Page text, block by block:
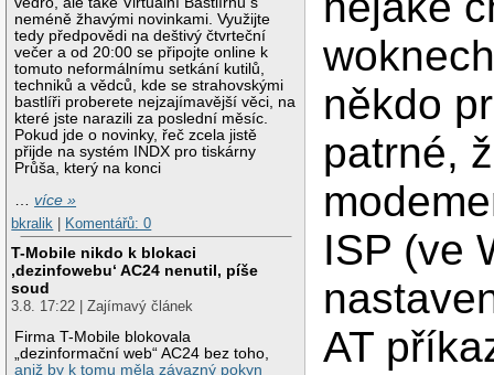
neméně žhavými novinkami. Využijte
tedy předpovědi na deštivý čtvrteční
večer a od 20:00 se připojte online k
tomuto neformálnímu setkání kutilů,
techniků a vědců, kde se strahovskými
bastlíři proberete nejzajímavější věci, na
které jste narazili za poslední měsíc.
Pokud jde o novinky, řeč zcela jistě
přijde na systém INDX pro tiskárny
Průša, který na konci
…více »
bkralik
Komentářů: 0
T-Mobile nikdo k blokaci
‚dezinfowebu‘ AC24 nenutil, píše
soud
3.8. 17:22 | Zajímavý článek
Firma T-Mobile blokovala
„dezinformační web“ AC24 bez toho,
aniž by k tomu měla závazný pokyn
někdo
patrné,
ISP (ve
AT